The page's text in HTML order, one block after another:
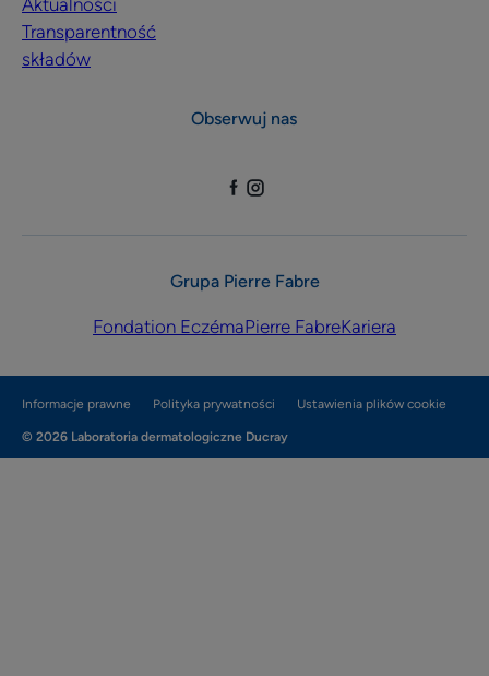
Aktualności
Transparentność
składów
Obserwuj nas
Grupa Pierre Fabre
Fondation EczémaPierre FabreKariera
Informacje prawne Polityka prywatności Ustawienia plików cookie
© 2026 Laboratoria dermatologiczne Ducray